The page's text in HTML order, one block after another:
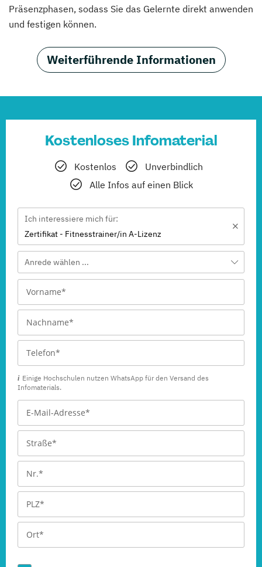
Präsenzphasen, sodass Sie das Gelernte direkt anwenden
und festigen können.
Weiterführende Informationen
Kostenloses Infomaterial
Kostenlos
Unverbindlich
Alle Infos auf einen Blick
Ich interessiere mich für:
Zertifikat - Fitnesstrainer/in A-Lizenz
Anrede wählen ...
Einige Hochschulen nutzen WhatsApp für den Versand des
Infomaterials.